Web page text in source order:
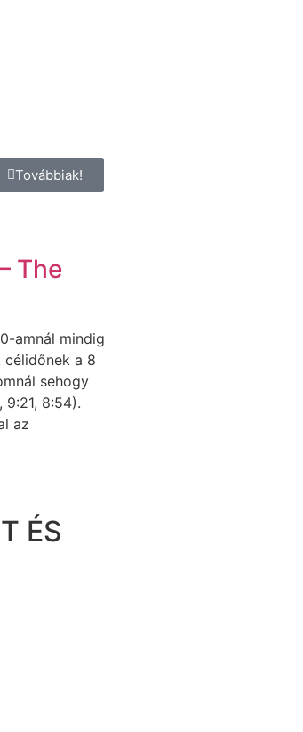
Továbbiak!
The
amnál mindig
célidőnek a 8
sehogy
9:21, 8:54).
az
ÉS